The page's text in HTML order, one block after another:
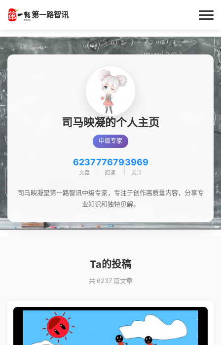
第一路智讯
首页
热门话题
司马映凝的个人主页
中级专家
6237
文章
77679
阅读
3969
关注
司马映凝是第一路智讯中级专家，专注于创作高质量内容，分享专
业知识和独特见解。
Ta的投稿
共 6237 篇文章